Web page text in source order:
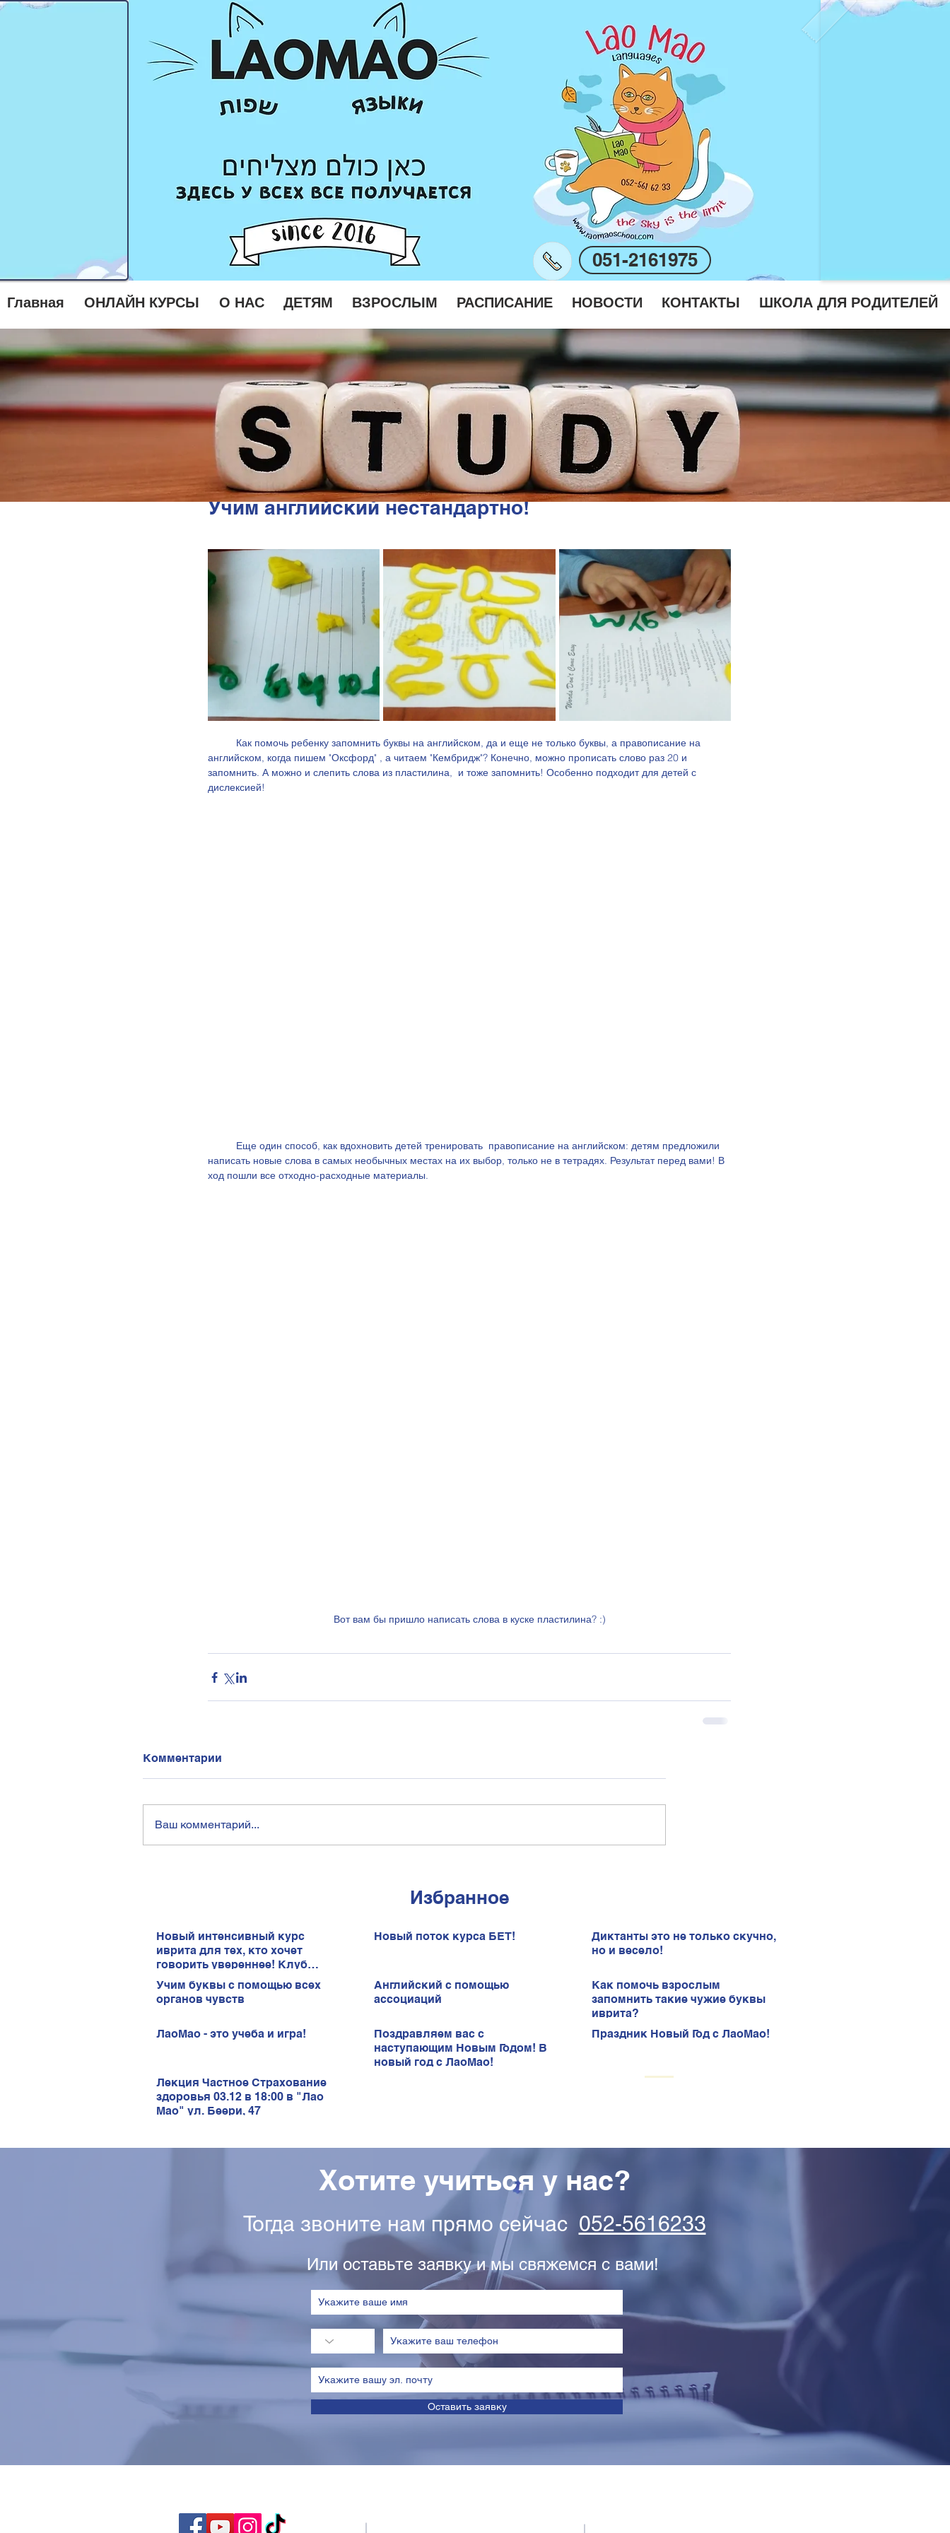
051-2161975
Главная ОНЛАЙН КУРСЫ О НАС ДЕТЯМ ВЗРОСЛЫМ РАСПИСАНИЕ НОВОСТИ КОНТАКТЫ ШКОЛА ДЛЯ РОДИТЕЛЕЙ
Избранное
Новый интенсивный курс
иврита для тех, кто хочет
говорить увереннее! Клуб
иврита!
Новый поток курса БЕТ!
Диктанты это не только скучно,
но и весело!
Учим буквы с помощью всех
органов чувств
Английский с помощью
ассоциаций
Как помочь взрослым
запомнить такие чужие буквы
иврита?
ЛаоМао - это учеба и игра!
Поздравляем вас с
наступающим Новым Годом! В
новый год с ЛаоМао!
Праздник Новый Год с ЛаоМао!
Лекция Частное Страхование
здоровья 03.12 в 18:00 в "Лао
Мао" ул. Беери, 47
Учим английский нестандартно!
английском, когда пишем "Оксфорд" , а читаем "Кембридж"? Конечно, можно прописать слово раз 20 и
запомнить. А можно и слепить слова из пластилина,  и тоже запомнить! Особенно подходит для детей с
дислексией!
написать новые слова в самых необычных местах на их выбор, только не в тетрадях. Результат перед вами! В
ход пошли все отходно-расходные материалы.
Вот вам бы пришло написать слова в куске пластилина? :)
Комментарии
Ваш комментарий...
Хотите учиться у нас?
Тогда звоните нам прямо сейчас 052-5616233
Или оставьте заявку и мы свяжемся с вами!
Оставить заявку